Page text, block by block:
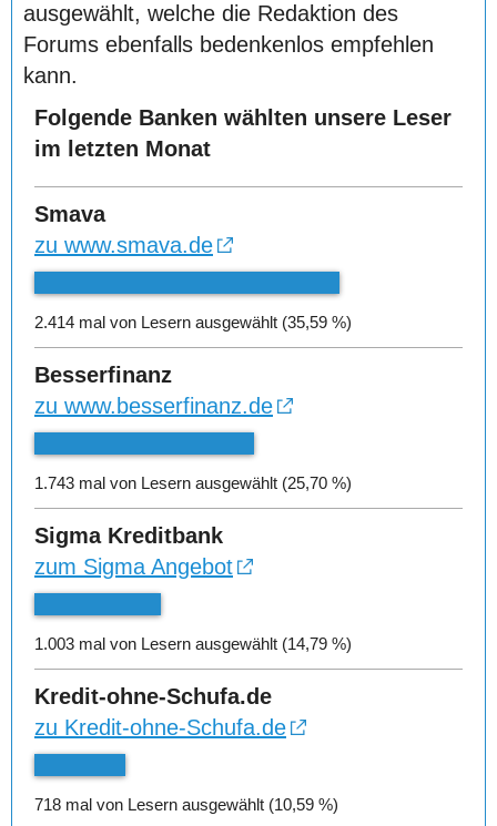
ausgewählt, welche die Redaktion des
Forums ebenfalls bedenkenlos empfehlen
kann.
Folgende Banken wählten unsere Leser
im letzten Monat
Smava
zu www.smava.de
2.414 mal von Lesern ausgewählt (35,59 %)
Besserfinanz
zu www.besserfinanz.de
1.743 mal von Lesern ausgewählt (25,70 %)
Sigma Kreditbank
zum Sigma Angebot
1.003 mal von Lesern ausgewählt (14,79 %)
Kredit-ohne-Schufa.de
zu Kredit-ohne-Schufa.de
718 mal von Lesern ausgewählt (10,59 %)